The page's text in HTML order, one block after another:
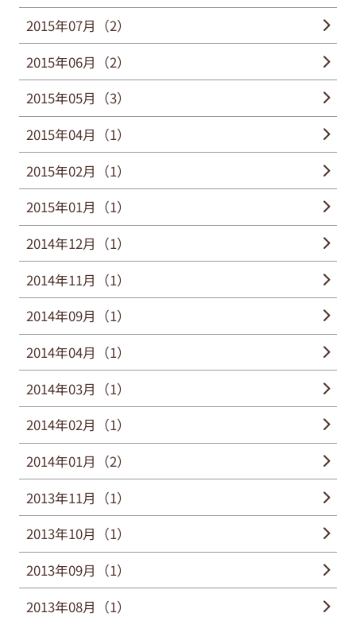
2015年07月（2）
2015年06月（2）
2015年05月（3）
2015年04月（1）
2015年02月（1）
2015年01月（1）
2014年12月（1）
2014年11月（1）
2014年09月（1）
2014年04月（1）
2014年03月（1）
2014年02月（1）
2014年01月（2）
2013年11月（1）
2013年10月（1）
2013年09月（1）
2013年08月（1）